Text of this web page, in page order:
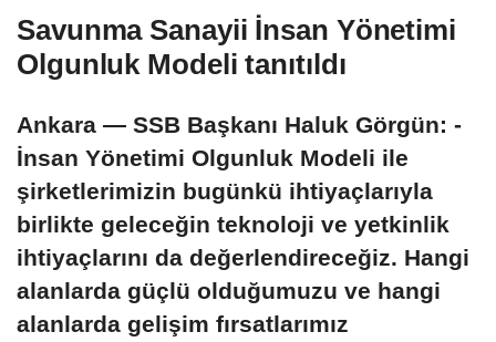
Savunma Sanayii İnsan Yönetimi
Olgunluk Modeli tanıtıldı
Ankara — SSB Başkanı Haluk Görgün: -
İnsan Yönetimi Olgunluk Modeli ile
şirketlerimizin bugünkü ihtiyaçlarıyla
birlikte geleceğin teknoloji ve yetkinlik
ihtiyaçlarını da değerlendireceğiz. Hangi
alanlarda güçlü olduğumuzu ve hangi
alanlarda gelişim fırsatlarımız